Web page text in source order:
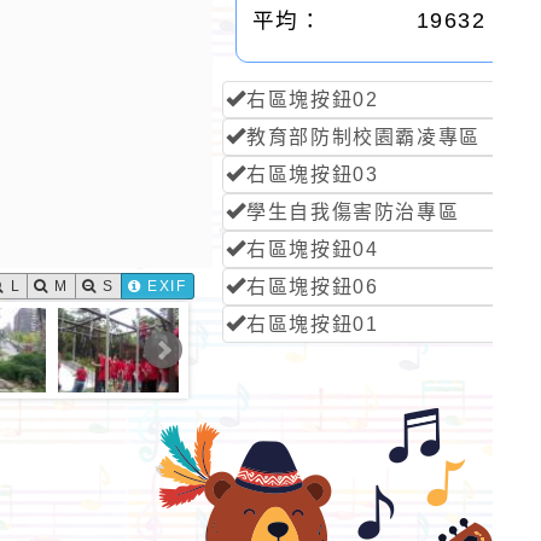
L M S EXIF
平均： 19632
右區塊按鈕02
教育部防制校園霸凌專區
右區塊按鈕03
學生自我傷害防治專區
右區塊按鈕04
右區塊按鈕06
右區塊按鈕01